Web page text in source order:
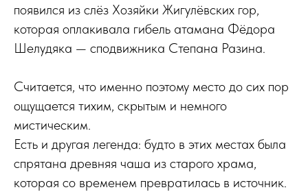
появился из слёз Хозяйки Жигулёвских гор,
которая оплакивала гибель атамана Фёдора
Шелудяка — сподвижника Степана Разина.
Считается, что именно поэтому место до сих пор
ощущается тихим, скрытым и немного
мистическим.
Есть и другая легенда: будто в этих местах была
спрятана древняя чаша из старого храма,
которая со временем превратилась в источник.